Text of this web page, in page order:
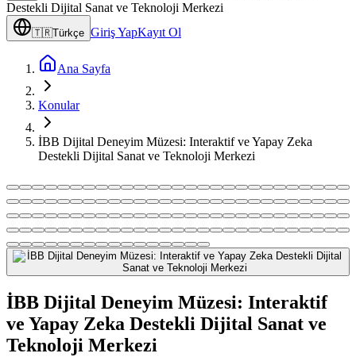
Destekli Dijital Sanat ve Teknoloji Merkezi
🇹🇷Türkçe Giriş YapKayıt Ol
Ana Sayfa
Konular
İBB Dijital Deneyim Müzesi: Interaktif ve Yapay Zeka
Destekli Dijital Sanat ve Teknoloji Merkezi
İBB Dijital Deneyim Müzesi: Interaktif
ve Yapay Zeka Destekli Dijital Sanat ve
Teknoloji Merkezi